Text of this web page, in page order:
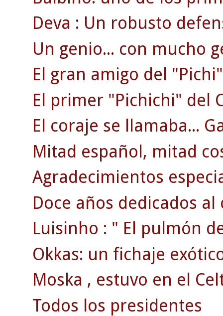
Deva : Un robusto
Un genio... con mucho
El gran amigo del
El primer "Pichichi" del
El coraje se llamaba...
Mitad español, mitad
Agradecimientos
Doce años dedicados
Luisinho : " El pulmón
Okkas: un fichaje
Moska , estuvo en el
Todos los presidentes